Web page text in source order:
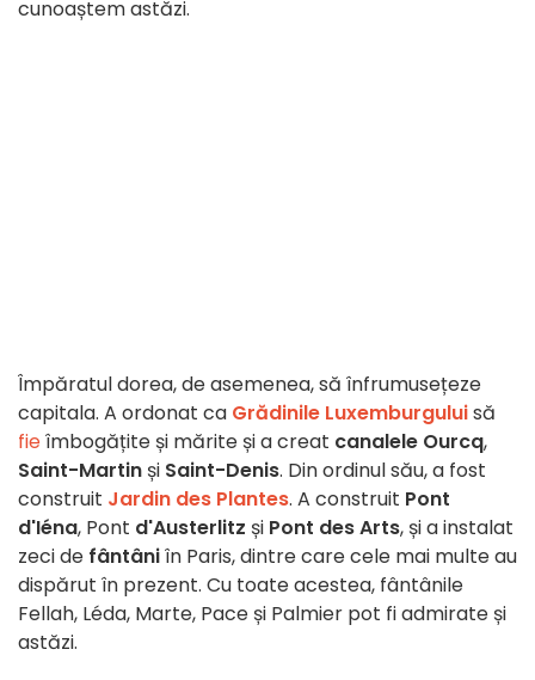
cunoaștem astăzi.
Împăratul dorea, de asemenea, să înfrumusețeze
capitala. A ordonat ca Grădinile Luxemburguluisă
fieîmbogățite și mărite și a creat canalele Ourcq,
Saint-Martin și Saint-Denis. Din ordinul său, a fost
construit Jardin des Plantes. A construit Pont
d'Iéna, Pont d'Austerlitz și Pont des Arts, și a instalat
zeci de fântâniîn Paris, dintre care cele mai multe au
dispărut în prezent. Cu toate acestea, fântânile
Fellah, Léda, Marte, Pace și Palmier pot fi admirate și
astăzi.